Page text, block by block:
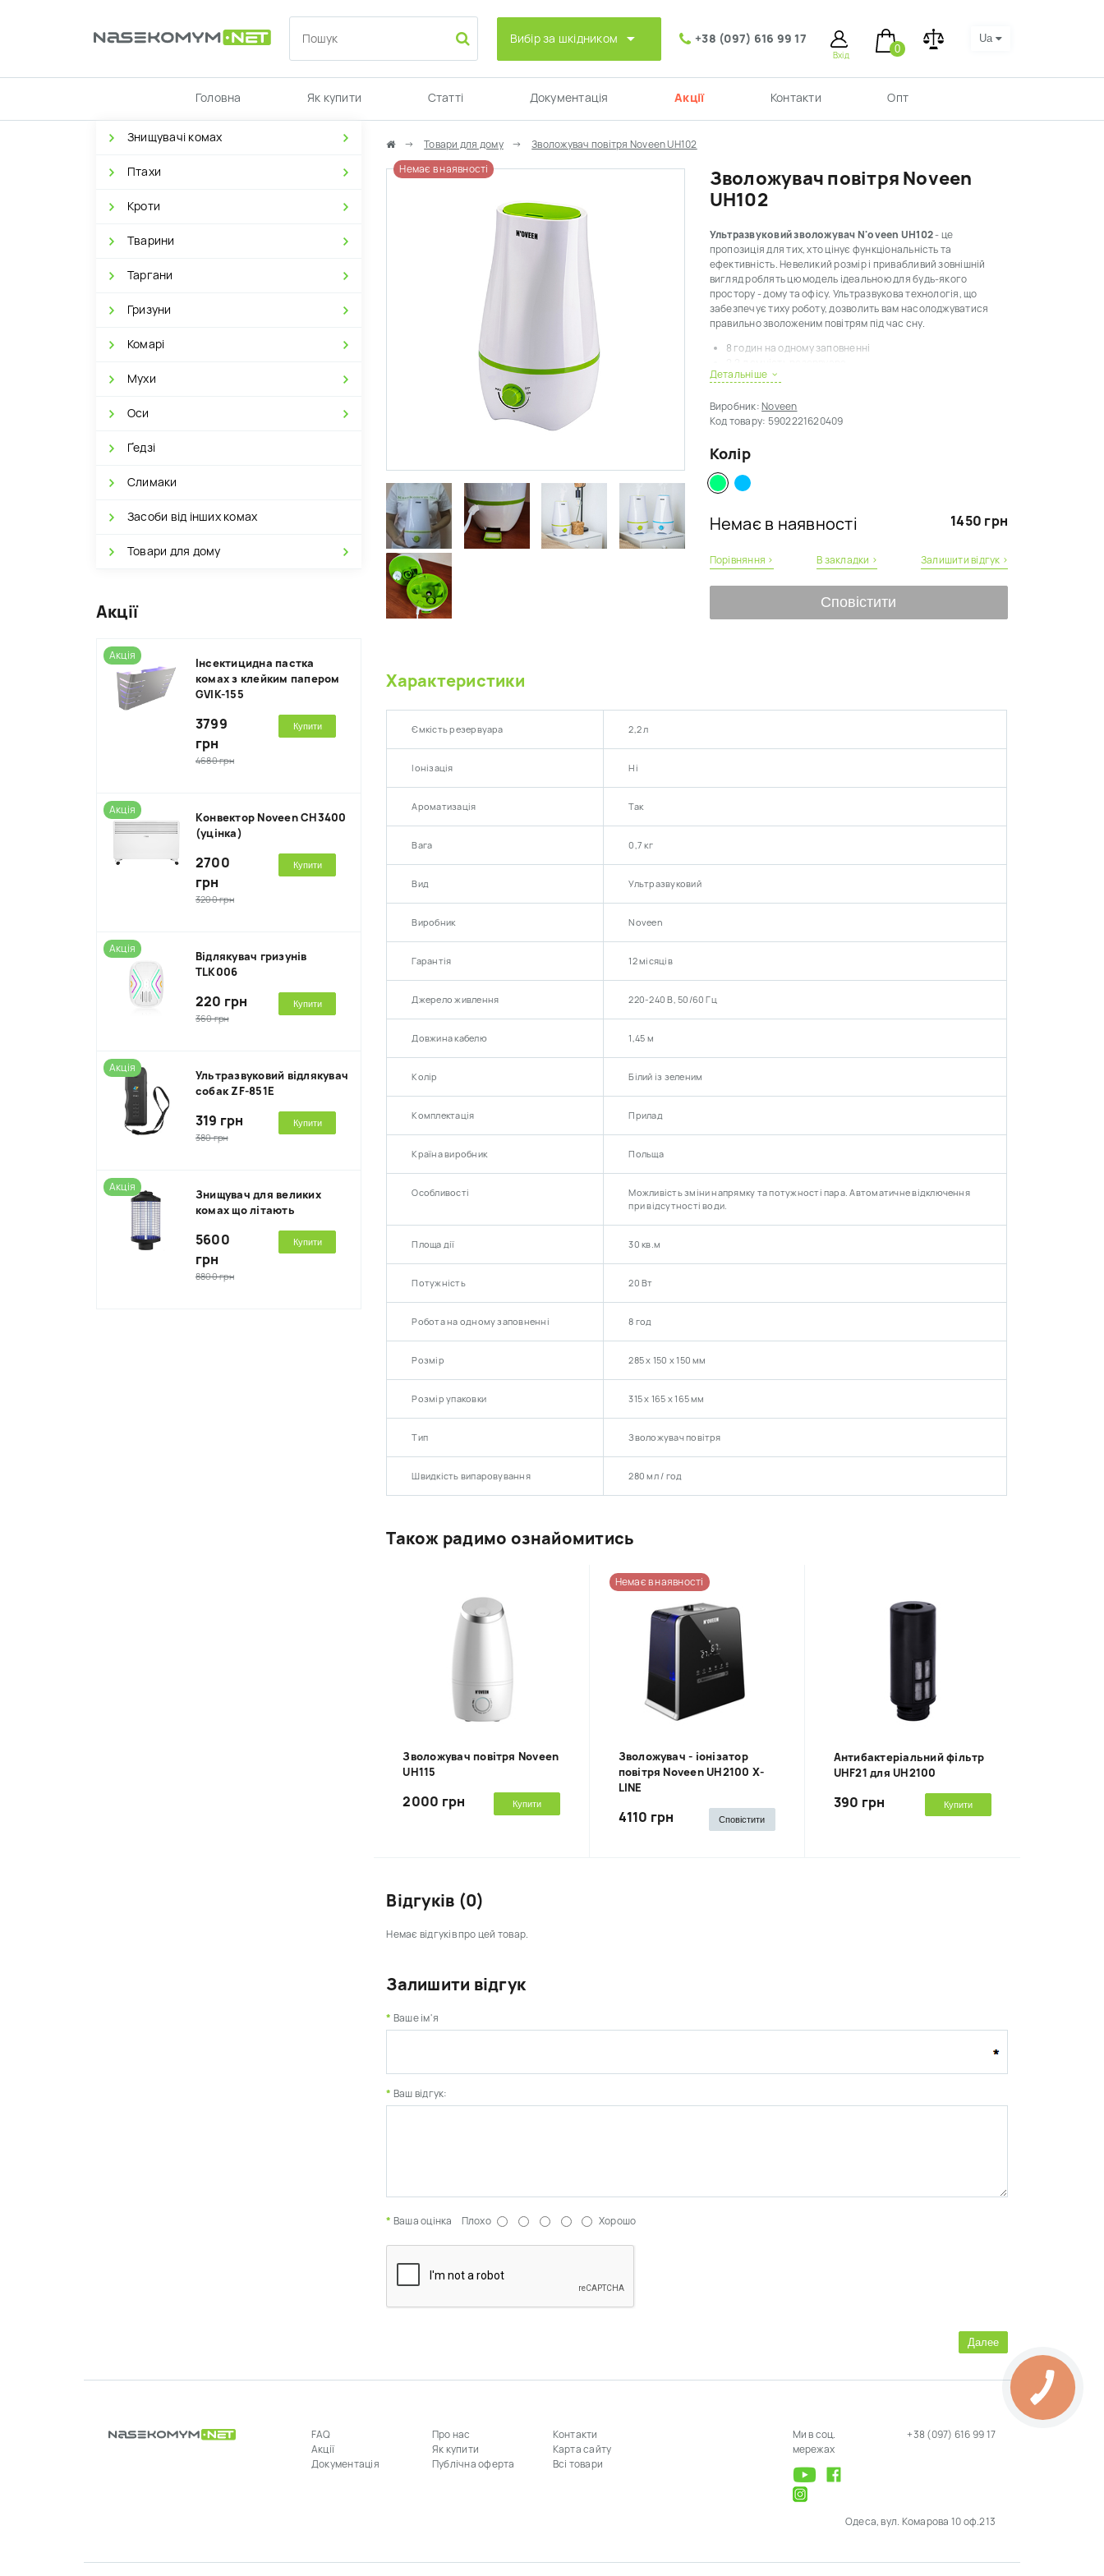
Вибір за шкідником +38 (097) 616 99 17
Вхід
0
Ua
Головна Як купити Статті Документація Акції Контакти Опт
Знищувачі комах
Птахи
Кроти
Тварини
Таргани
Гризуни
Комарі
Мухи
Оси
Ґедзі
Слимаки
Засоби від інших комах
Товари для дому
Акції
Акція
Інсектицидна пастка
комах з клейким папером
GVIK-155
3799
грн
4680 грн
Купити
Акція
Kонвектор Noveen CH3400
(уцінка)
2700
грн
3200 грн
Купити
Акція
Відлякувач гризунів
TLK006
220 грн
360 грн
Купити
Акція
Ультразвуковий відлякувач
собак ZF-851E
319 грн
380 грн
Купити
Акція
Знищувач для великих
комах що літають
5600
грн
8800 грн
Купити
Товари для дому
Зволожувач повітря Noveen UH102
Немає в наявності
Зволожувач повітря Noveen
UH102
Ультразвуковий зволожувач N'oveen UH102- це
пропозиція для тих, хто цінує функціональність та
ефективність. Невеликий розмір і привабливий зовнішній
вигляд роблять цю модель ідеальною для будь-якого
простору - дому та офісу. Ультразвукова технологія, що
забезпечує тиху роботу, дозволить вам насолоджуватися
правильно зволоженим повітрям під час сну.
8 годин на одному заповненні
Ефективна робота до 30 кв.м
Можливість зміни напрямку насадки
Автоматичне відключення при відсутності води
Детальніше
Виробник:Noveen
Код товару: 5902221620409
Колір
Немає в наявності 1450 грн
Порівняння › В закладки › Залишити відгук ›
Сповістити
Характеристики
Ємкість резервуара 2,2 л
Іонізація Ні
Ароматизація Так
Вага 0,7 кг
Вид Ультразвуковий
Виробник Noveen
Гарантія 12 місяців
Джерело живлення 220-240 В, 50/60 Гц
Довжина кабелю 1,45 м
Колір Білий із зеленим
Комплектація Прилад
Країна виробник Польща
Особливості
Можливість зміни напрямку та потужності пара. Автоматичне відключення
при відсутності води.
Площа дії 30 кв.м
Потужність 20 Вт
Робота на одному заповненні 8 год
Розмір 285 х 150 х 150 мм
Розмір упаковки 315 х 165 х 165 мм
Тип Зволожувач повітря
Швидкість випаровування 280 мл / год
Також радимо ознайомитись
Зволожувач повітря Noveen
UH115
2000 грн Купити
Немає в наявності
Зволожувач - іонізатор
повітря Noveen UH2100 X-
LINE
4110 грн Сповістити
Антибактеріальний фільтр
UHF21 для UH2100
390 грн Купити
Відгуків (0)
Немає відгуків про цей товар.
Залишити відгук
Ваше ім'я
Ваш відгук:
Ваша оцінка Плохо Хорошо
Далее
Ми в соц.
мережах
FAQ
Акції
Документація
Про нас
Як купити
Публічна оферта
Контакти
Карта сайту
Всі товари
+38 (097) 616 99 17
Одеса, вул. Комарова 10 оф.213